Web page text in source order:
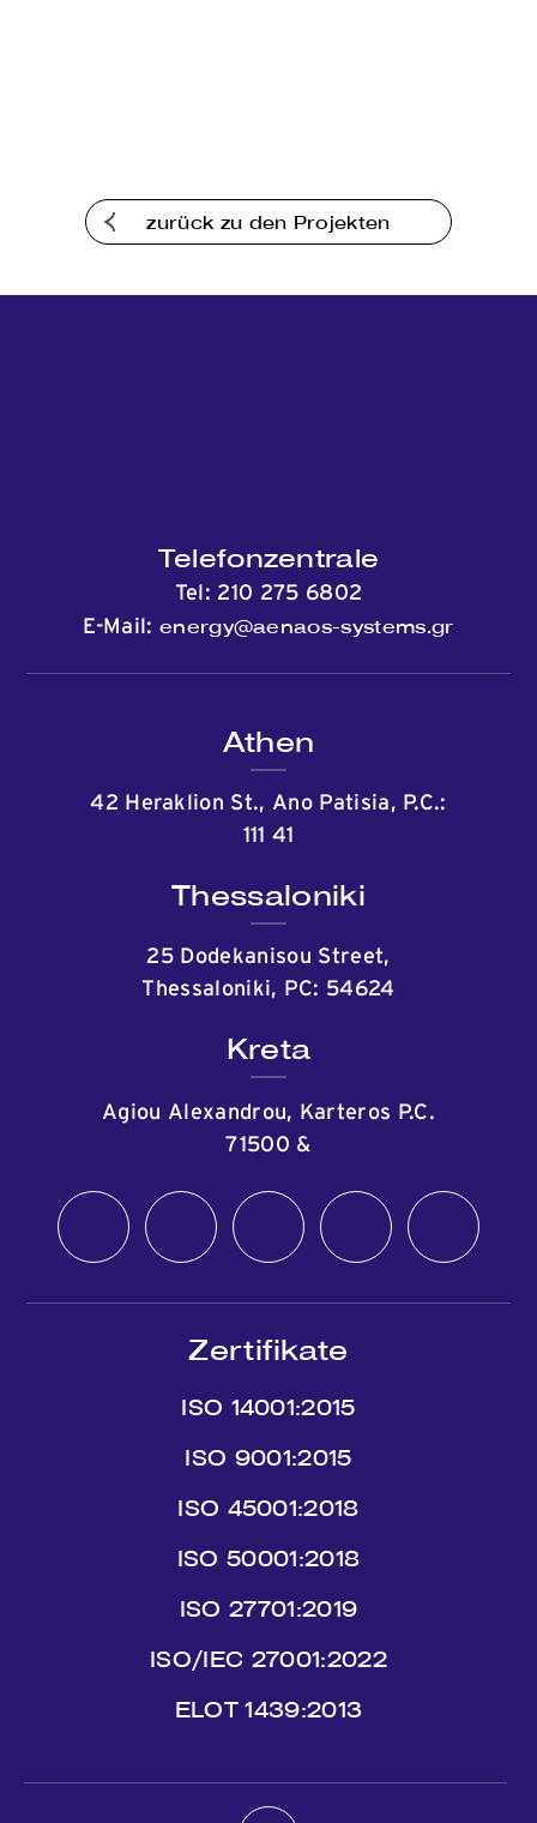
zurück zu den Projekten
Telefonzentrale
Tel: 210 275 6802
E-Mail: energy@aenaos-systems.gr
Athen
42 Heraklion St., Ano Patisia, P.C.:
111 41
Thessaloniki
25 Dodekanisou Street,
Thessaloniki, PC: 54624
Kreta
Agiou Alexandrou, Karteros P.C.
71500 &
Zertifikate
ISO 14001:2015
ISO 9001:2015
ISO 45001:2018
ISO 50001:2018
ISO 27701:2019
ISO/IEC 27001:2022
ΕLΟΤ 1439:2013